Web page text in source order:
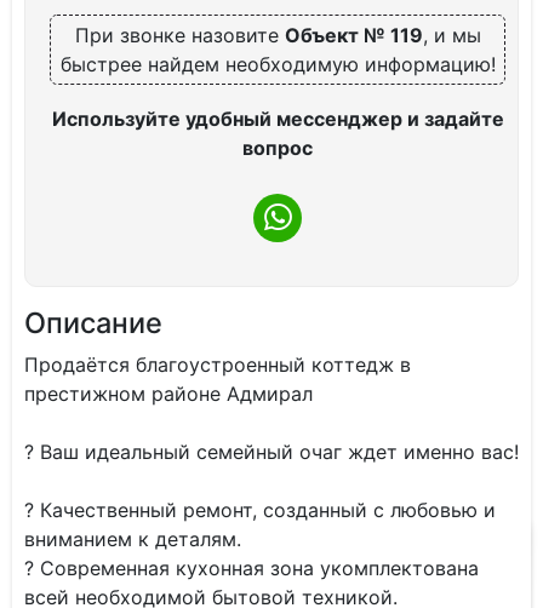
При звонке назовите Объект № 119, и мы
быстрее найдем необходимую информацию!
Используйте удобный мессенджер и задайте
вопрос
Описание
Продаётся благоустроенный коттедж в
престижном районе Адмирал
? Ваш идеальный семейный очаг ждет именно вас!
? Качественный ремонт, созданный с любовью и
вниманием к деталям.
? Современная кухонная зона укомплектована
всей необходимой бытовой техникой.